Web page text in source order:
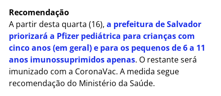
Recomendação
A partir desta quarta (16), a prefeitura de Salvador
priorizará a Pfizer pediátrica para crianças com
cinco anos (em geral) e para os pequenos de 6 a 11
anos imunossuprimidos apenas. O restante será
imunizado com a CoronaVac. A medida segue
recomendação do Ministério da Saúde.